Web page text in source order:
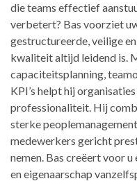
die teams effectief
verbetert? Bas voorziet
gestructureerde, veilige
kwaliteit altijd leidend is.
capaciteitsplanning,
KPI’s helpt hij
professionaliteit. Hij
sterke
medewerkers gericht
nemen. Bas creëert voor
en eigenaarschap